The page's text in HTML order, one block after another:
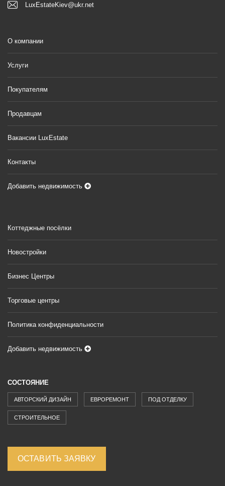
LuxEstateKiev@ukr.net
О компании
Услуги
Покупателям
Продавцам
Вакансии LuxEstate
Контакты
Добавить недвижимость
Коттеджные посёлки
Новостройки
Бизнес Центры
Торговые центры
Политика конфиденциальности
Добавить недвижимость
СОСТОЯНИЕ
АВТОРСКИЙ ДИЗАЙН ЕВРОРЕМОНТ ПОД ОТДЕЛКУ
СТРОИТЕЛЬНОЕ
ОСТАВИТЬ ЗАЯВКУ